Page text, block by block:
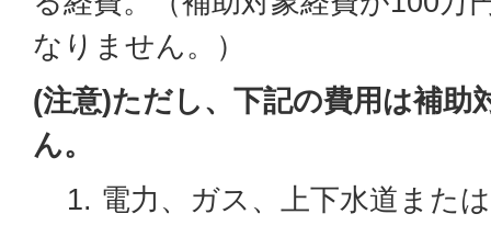
なりません。）
(注意)ただし、下記の費用は補助
ん。
電力、ガス、上下水道また